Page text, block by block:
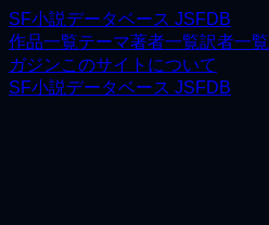
SF小説データベース JSFDB
作品一覧テーマ著者一覧訳者一覧
ガジンこのサイトについて
SF小説データベース JSFDB